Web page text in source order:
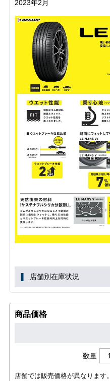
2023年2月
店舗別在庫状況
商品価格
数量
店舗では販売価格が異なります。